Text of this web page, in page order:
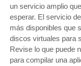
un servicio amplio
esperar. El servicio
más disponibles que
discos virtuales para
Revise lo que puede
para compilar una